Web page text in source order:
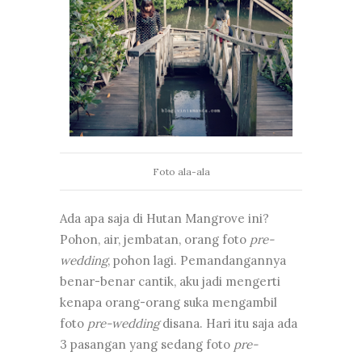
Foto ala-ala
Ada apa saja di Hutan Mangrove ini?
Pohon, air, jembatan, orang foto pre-
wedding, pohon lagi. Pemandangannya
benar-benar cantik, aku jadi mengerti
kenapa orang-orang suka mengambil
foto pre-wedding disana. Hari itu saja ada
3 pasangan yang sedang foto pre-